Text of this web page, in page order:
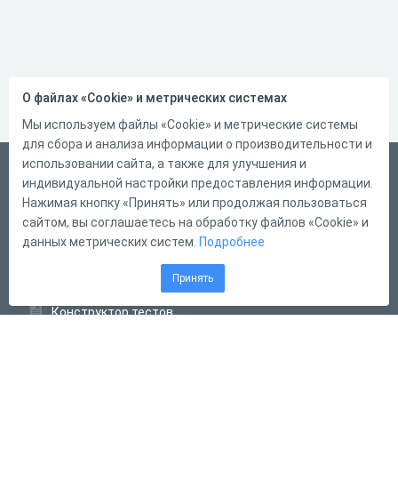
Русский
Справка
Форма обратной связи
Конструктор тестов
О файлах «Cookie» и метрических системах
Мы используем файлы «Cookie» и метрические системы
для сбора и анализа информации о производительности и
использовании сайта, а также для улучшения и
индивидуальной настройки предоставления информации.
Нажимая кнопку «Принять» или продолжая пользоваться
сайтом, вы соглашаетесь на обработку файлов «Cookie» и
данных метрических систем. Подробнее
Принять